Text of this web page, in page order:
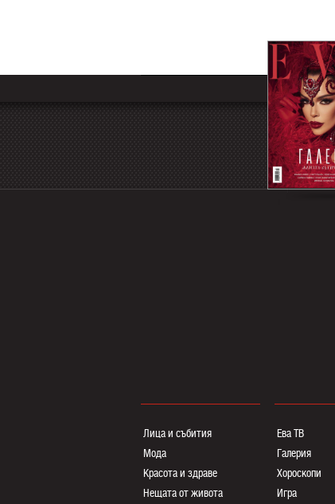
Лица и събития
Мода
Красота и здраве
Нещата от живота
Ева ТВ
Галерия
Хороскопи
Игра